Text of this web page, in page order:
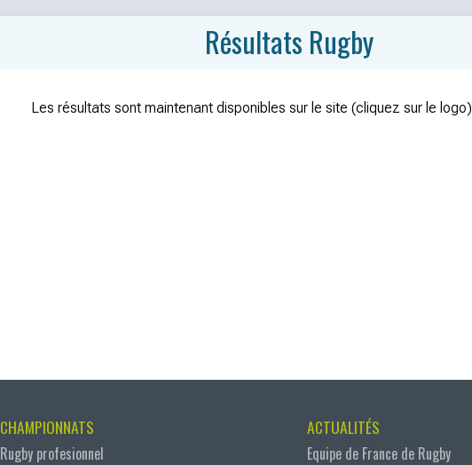
Résultats Rugby
Les résultats sont maintenant disponibles sur le site (cliquez sur le logo)
CHAMPIONNATS
Rugby profesionnel
ACTUALITÉS
Equipe de France de Rugby